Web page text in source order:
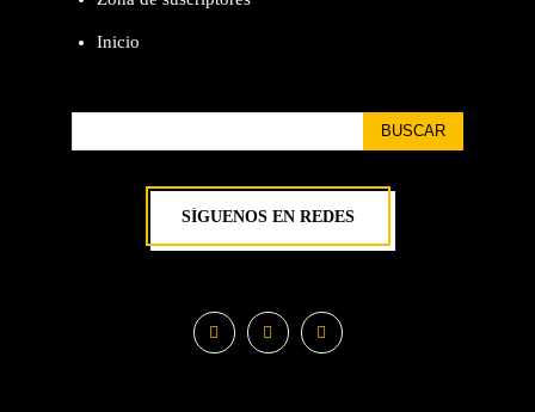
Inicio
BUSCAR
SÍGUENOS EN REDES